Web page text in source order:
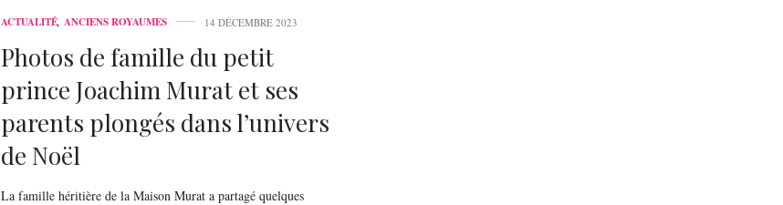
ACTUALITÉ, ANCIENS ROYAUMES 14 DÉCEMBRE 2023
Photos de famille du petit
prince Joachim Murat et ses
parents plongés dans l’univers
de Noël
La famille héritière de la Maison Murat a partagé quelques